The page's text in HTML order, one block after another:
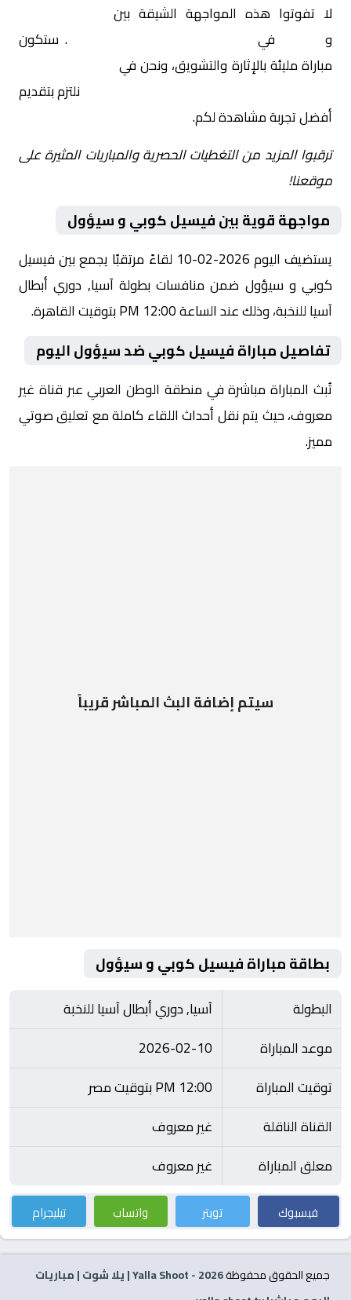
لا تفوتوا هذه المواجهة الشيقة بين
وسيؤول في
. ستكون
مباراة مليئة بالإثارة والتشويق، ونحن في
نلتزم بتقديم
أفضل تجربة مشاهدة لكم.
ترقبوا المزيد من التغطيات الحصرية والمباريات المثيرة على
موقعنا!
مواجهة قوية بين فيسيل كوبي و سيؤول
يستضيف اليوم 2026-02-10 لقاءً مرتقبًا يجمع بين فيسيل
كوبي و سيؤول ضمن منافسات بطولة آسيا, دوري أبطال
آسيا للنخبة، وذلك عند الساعة 12:00 PM بتوقيت القاهرة.
تفاصيل مباراة فيسيل كوبي ضد سيؤول اليوم
تُبث المباراة مباشرة في منطقة الوطن العربي عبر قناة غير
معروف، حيث يتم نقل أحداث اللقاء كاملة مع تعليق صوتي
مميز.
سيتم إضافة البث المباشر قريباً
بطاقة مباراة فيسيل كوبي و سيؤول
البطولة
آسيا, دوري أبطال آسيا للنخبة
موعد المباراة
2026-02-10
توقيت المباراة
12:00 PM بتوقيت مصر
القناة الناقلة
غير معروف
معلق المباراة
غير معروف
فيسبوك تويتر واتساب تيليجرام
جميع الحقوق محفوظة2026
- Yalla Shoot | يلا شوت | مباريات